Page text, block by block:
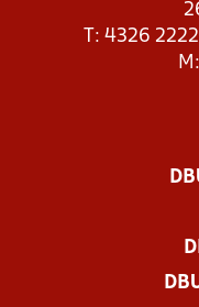
T: 4326
M: